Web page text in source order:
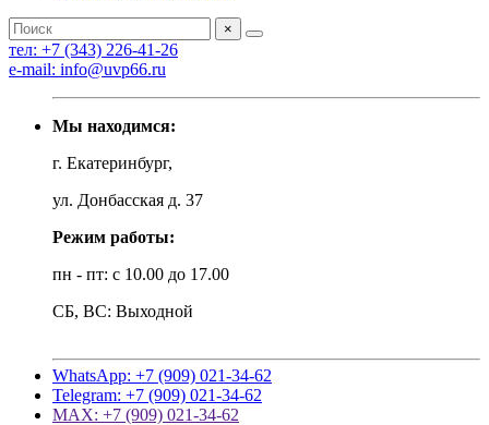
×
тел: +7 (343) 226-41-26
e-mail: info@uvp66.ru
Мы находимся:
г. Екатеринбург,
ул. Донбасская д. 37
Режим работы:
пн - пт: с 10.00 до 17.00
СБ, ВС: Выходной
WhatsApp: +7 (909) 021-34-62
Telegram: +7 (909) 021-34-62
MAX: +7 (909) 021-34-62